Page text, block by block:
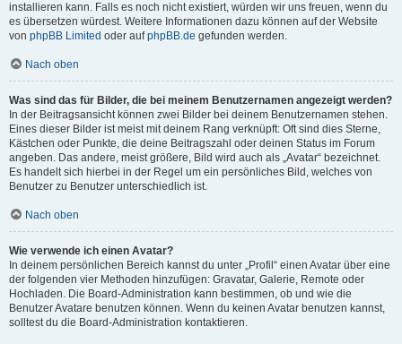
installieren kann. Falls es noch nicht existiert, würden wir uns freuen, wenn du
es übersetzen würdest. Weitere Informationen dazu können auf der Website
von phpBB Limited oder aufphpBB.de gefunden werden.
Nach oben
Was sind das für Bilder, die bei meinem Benutzernamen angezeigt werden?
In der Beitragsansicht können zwei Bilder bei deinem Benutzernamen stehen.
Eines dieser Bilder ist meist mit deinem Rang verknüpft: Oft sind dies Sterne,
Kästchen oder Punkte, die deine Beitragszahl oder deinen Status im Forum
angeben. Das andere, meist größere, Bild wird auch als „Avatar“ bezeichnet.
Es handelt sich hierbei in der Regel um ein persönliches Bild, welches von
Benutzer zu Benutzer unterschiedlich ist.
Nach oben
Wie verwende ich einen Avatar?
In deinem persönlichen Bereich kannst du unter „Profil“ einen Avatar über eine
der folgenden vier Methoden hinzufügen: Gravatar, Galerie, Remote oder
Hochladen. Die Board-Administration kann bestimmen, ob und wie die
Benutzer Avatare benutzen können. Wenn du keinen Avatar benutzen kannst,
solltest du die Board-Administration kontaktieren.